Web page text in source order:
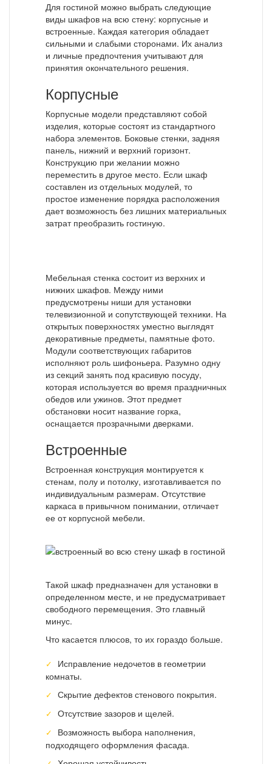
Для гостиной можно выбрать следующие
виды шкафов на всю стену: корпусные и
встроенные. Каждая категория обладает
сильными и слабыми сторонами. Их анализ
и личные предпочтения учитывают для
принятия окончательного решения.
Корпусные
Корпусные модели представляют собой
изделия, которые состоят из стандартного
набора элементов. Боковые стенки, задняя
панель, нижний и верхний горизонт.
Конструкцию при желании можно
переместить в другое место. Если шкаф
составлен из отдельных модулей, то
простое изменение порядка расположения
дает возможность без лишних материальных
затрат преобразить гостиную.
Мебельная стенка состоит из верхних и
нижних шкафов. Между ними
предусмотрены ниши для установки
телевизионной и сопутствующей техники. На
открытых поверхностях уместно выглядят
декоративные предметы, памятные фото.
Модули соответствующих габаритов
исполняют роль шифоньера. Разумно одну
из секций занять под красивую посуду,
которая используется во время праздничных
обедов или ужинов. Этот предмет
обстановки носит название горка,
оснащается прозрачными дверками.
Встроенные
Встроенная конструкция монтируется к
стенам, полу и потолку, изготавливается по
индивидуальным размерам. Отсутствие
каркаса в привычном понимании, отличает
ее от корпусной мебели.
Такой шкаф предназначен для установки в
определенном месте, и не предусматривает
свободного перемещения. Это главный
минус.
Что касается плюсов, то их гораздо больше.
Исправление недочетов в геометрии
комнаты.
Скрытие дефектов стенового покрытия.
Отсутствие зазоров и щелей.
Возможность выбора наполнения,
подходящего оформления фасада.